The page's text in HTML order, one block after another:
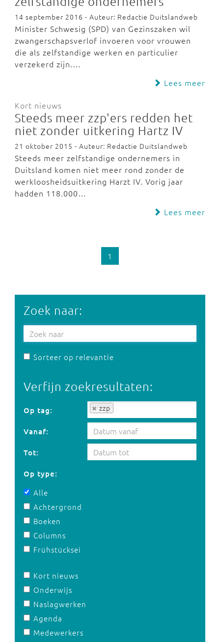
14 september 2016 - Auteur: Redactie Duitslandweb
Minister Schwesig (SPD) van Gezinszaken wil
zwangerschapsverlof invoeren voor vrouwen
die als zelfstandige werken en particulier
verzekerd zijn.…
Lees meer
Kort nieuws
Steeds meer zzp'ers redden het
niet zonder uitkering Hartz IV
21 oktober 2015 - Auteur: Redactie Duitslandweb
Steeds meer zelfstandige ondernemers in
Duitsland komen niet meer rond zonder de
werkloosheidsuitkering Harzt IV. Vorig jaar
hadden 118.000…
Lees meer
1
Zoek naar:
Sorteer op relevantie
Verfijn zoekresultaten:
Op tag: zzp
Op tag:
Vanaf:
Tot:
Op type:
Alle
Achtergrond
Boeken
Columns
Frühstücksei
Kort nieuws
Onderwijs
Naslagwerken
Agenda
Medewerkers